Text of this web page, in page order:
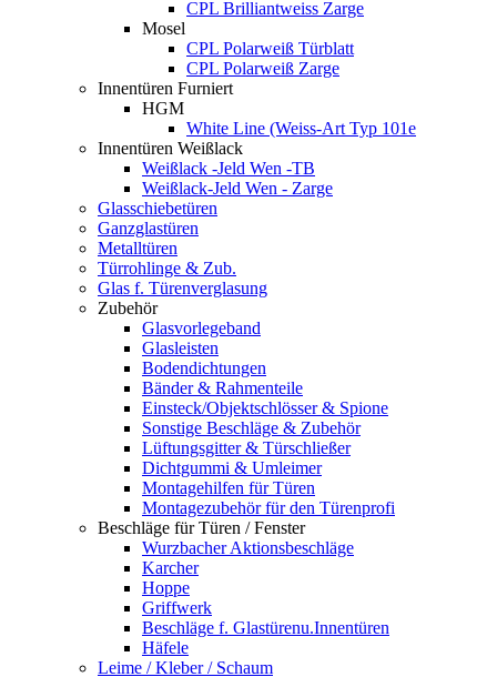
CPL Brilliantweiss Zarge
Mosel
CPL Polarweiß Türblatt
CPL Polarweiß Zarge
Innentüren Furniert
HGM
White Line (Weiss-Art Typ 101e
Innentüren Weißlack
Weißlack -Jeld Wen -TB
Weißlack-Jeld Wen - Zarge
Glasschiebetüren
Ganzglastüren
Metalltüren
Türrohlinge & Zub.
Glas f. Türenverglasung
Zubehör
Glasvorlegeband
Glasleisten
Bodendichtungen
Bänder & Rahmenteile
Einsteck/Objektschlösser & Spione
Sonstige Beschläge & Zubehör
Lüftungsgitter & Türschließer
Dichtgummi & Umleimer
Montagehilfen für Türen
Montagezubehör für den Türenprofi
Beschläge für Türen / Fenster
Wurzbacher Aktionsbeschläge
Karcher
Hoppe
Griffwerk
Beschläge f. Glastürenu.Innentüren
Häfele
Leime / Kleber / Schaum